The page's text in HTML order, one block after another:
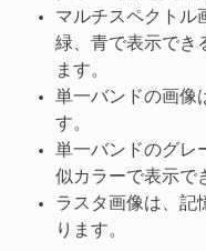
マルチスペクトル
緑、青で表示でき
ます。
単一バンドの画像
す。
単一バンドのグレ
似カラーで表示で
ラスタ画像は、記
ります。